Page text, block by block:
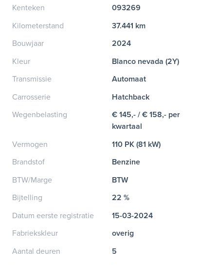
Kenteken
093269
Kilometerstand
37.441 km
Bouwjaar
2024
Kleur
Blanco nevada (2Y)
Transmissie
Automaat
Carrosserie
Hatchback
Wegenbelasting
€ 145,- / € 158,- per
kwartaal
Vermogen
110 PK (81 kW)
Brandstof
Benzine
BTW/Marge
BTW
Bijtelling
22 %
Datum eerste registratie
15-03-2024
Fabriekskleur
overig
Aantal deuren
5